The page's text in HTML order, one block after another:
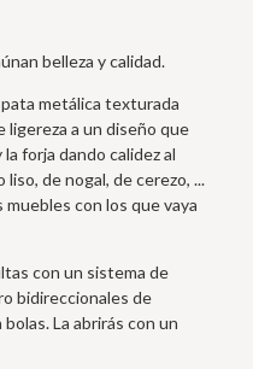
belleza y calidad.
metálica texturada
a un diseño que
forja dando calidez al
de nogal, de cerezo, ...
con los que vaya
con un sistema de
bidireccionales de
La abrirás con un